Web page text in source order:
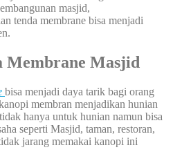
masjid,
tenda membrane bisa menjadi
Membrane Masjid
bisa menjadi daya tarik bagi orang
membran menjadikan hunian
tidak hanya untuk hunian namun bisa
seperti Masjid, taman, restoran,
jarang memakai kanopi ini